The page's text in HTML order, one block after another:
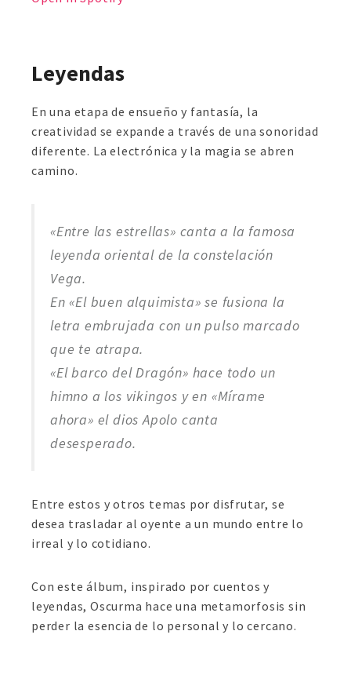
Leyendas
En una etapa de ensueño y fantasía, la
creatividad se expande a través de una sonoridad
diferente. La electrónica y la magia se abren
camino.
«Entre las estrellas» canta a la famosa
leyenda oriental de la constelación
Vega.
En «El buen alquimista» se fusiona la
letra embrujada con un pulso marcado
que te atrapa.
«El barco del Dragón» hace todo un
himno a los vikingos y en «Mírame
ahora» el dios Apolo canta
desesperado.
Entre estos y otros temas por disfrutar, se
desea trasladar al oyente a un mundo entre lo
irreal y lo cotidiano.
Con este álbum, inspirado por cuentos y
leyendas, Oscurma hace una metamorfosis sin
perder la esencia de lo personal y lo cercano.